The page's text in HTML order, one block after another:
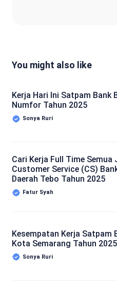
You might also like
Kerja Hari Ini Satpam Bank
Numfor Tahun 2025
Sonya Ruri
Cari Kerja Full Time Semua
Customer Service (CS) Bank
Daerah Tebo Tahun 2025
Fatur Syah
Kesempatan Kerja Satpam
Kota Semarang Tahun 2025
Sonya Ruri